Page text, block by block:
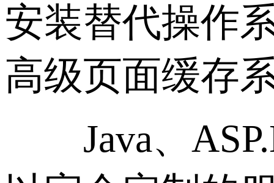
安装替代操作
高级页面缓存
Java、